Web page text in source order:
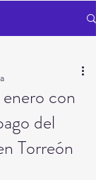
con
del
Torreón